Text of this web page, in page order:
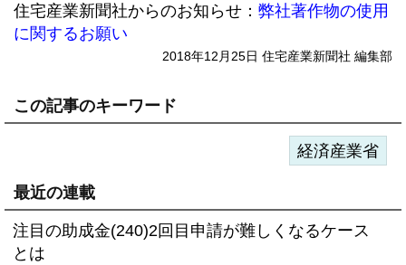
住宅産業新聞社からのお知らせ： 弊社著作物の使用
に関するお願い
2018年12月25日 住宅産業新聞社 編集部
この記事のキーワード
経済産業省
最近の連載
注目の助成金(240)2回目申請が難しくなるケース
とは